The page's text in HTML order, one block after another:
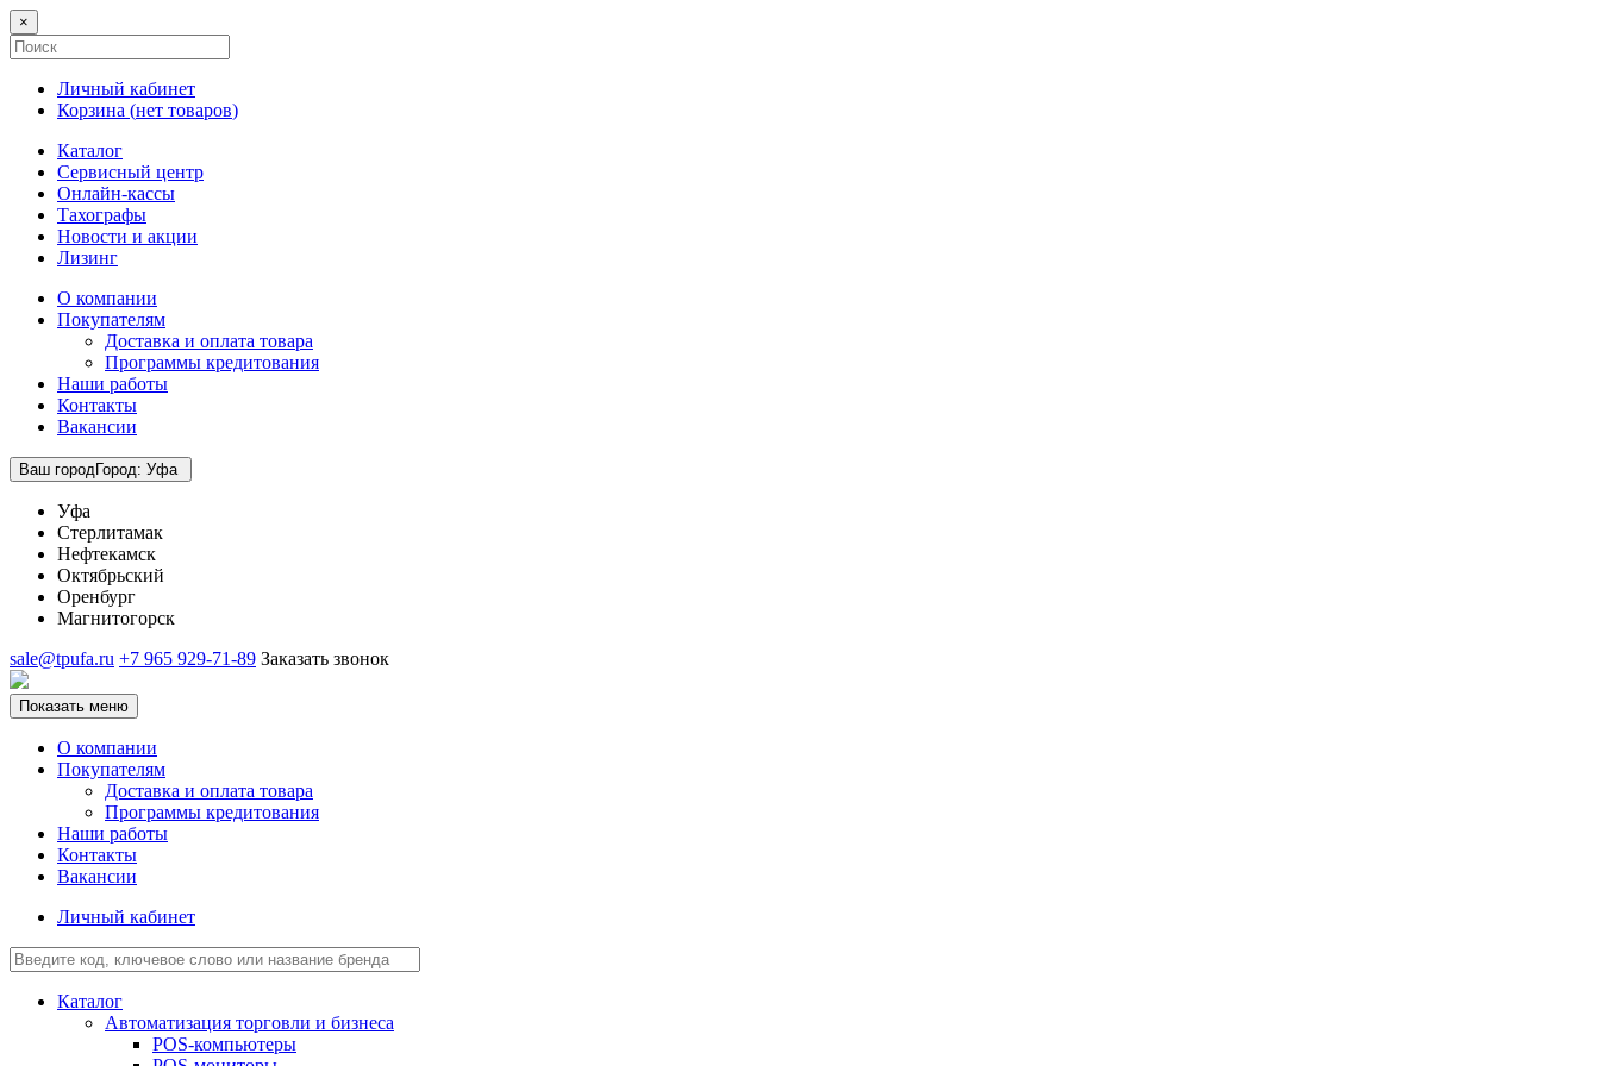
×
Личный кабинет
Корзина (нет товаров)
Каталог
Сервисный центр
Онлайн-кассы
Тахографы
Новости и акции
Лизинг
О компании
Покупателям
Доставка и оплата товара
Программы кредитования
Наши работы
Контакты
Вакансии
Ваш городГород: Уфа
Уфа
Стерлитамак
Нефтекамск
Октябрьский
Оренбург
Магнитогорск
sale@tpufa.ru +7 965 929-71-89 Заказать звонок
Показать меню
О компании
Покупателям
Доставка и оплата товара
Программы кредитования
Наши работы
Контакты
Вакансии
Личный кабинет
Каталог
Автоматизация торговли и бизнеса
POS-компьютеры